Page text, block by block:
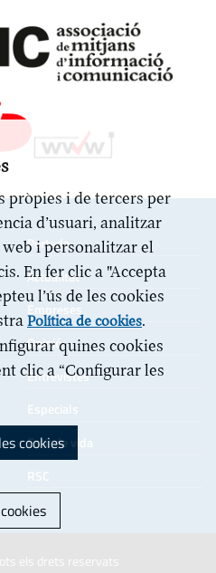
Portada
Actualitat
Empreses
Opinió
Entrevistes
Especials
Estil de vida
RSC
els drets reservats
pròpies i de tercers per
d’usuari, analitzar
i personalitzar el
En fer clic a "Accepta
l’ús de les cookies
Política de cookies.
quines cookies
clic a “Configurar les
cookies